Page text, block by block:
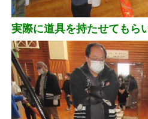
実際に道具を持たせてもら